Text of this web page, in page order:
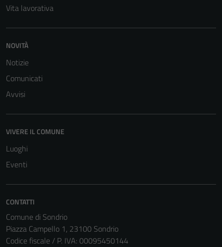
Vita lavorativa
NOVITÀ
Notizie
Comunicati
Avvisi
VIVERE IL COMUNE
Luoghi
Eventi
CONTATTI
Comune di Sondrio
Piazza Campello 1, 23100 Sondrio
Codice fiscale / P. IVA: 00095450144